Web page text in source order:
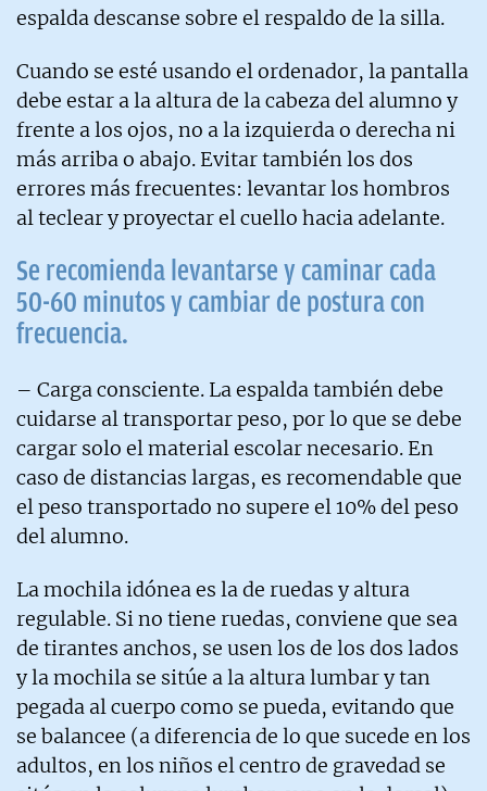
espalda descanse sobre el respaldo de la silla.
Cuando se esté usando el ordenador, la pantalla
debe estar a la altura de la cabeza del alumno y
frente a los ojos, no a la izquierda o derecha ni
más arriba o abajo. Evitar también los dos
errores más frecuentes: levantar los hombros
al teclear y proyectar el cuello hacia adelante.
Se recomienda levantarse y caminar cada
50-60 minutos y cambiar de postura con
frecuencia.
– Carga consciente. La espalda también debe
cuidarse al transportar peso, por lo que se debe
cargar solo el material escolar necesario. En
caso de distancias largas, es recomendable que
el peso transportado no supere el 10% del peso
del alumno.
La mochila idónea es la de ruedas y altura
regulable. Si no tiene ruedas, conviene que sea
de tirantes anchos, se usen los de los dos lados
y la mochila se sitúe a la altura lumbar y tan
pegada al cuerpo como se pueda, evitando que
se balancee (a diferencia de lo que sucede en los
adultos, en los niños el centro de gravedad se